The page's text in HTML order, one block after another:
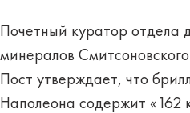
Почетный куратор отдела
минералов
Пост утверждает, что
Наполеона содержит «162